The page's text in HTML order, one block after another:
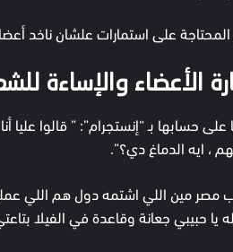
على استمارات علشان ناخد
الأعضاء والإساءة
حسابها بـ “إنستجرام”: ” قالوا عليا
، ايه الدماغ دي؟”.
مين اللي اشتمه دول هم اللي
حبيبي جعانة وقاعدة في الفيلا